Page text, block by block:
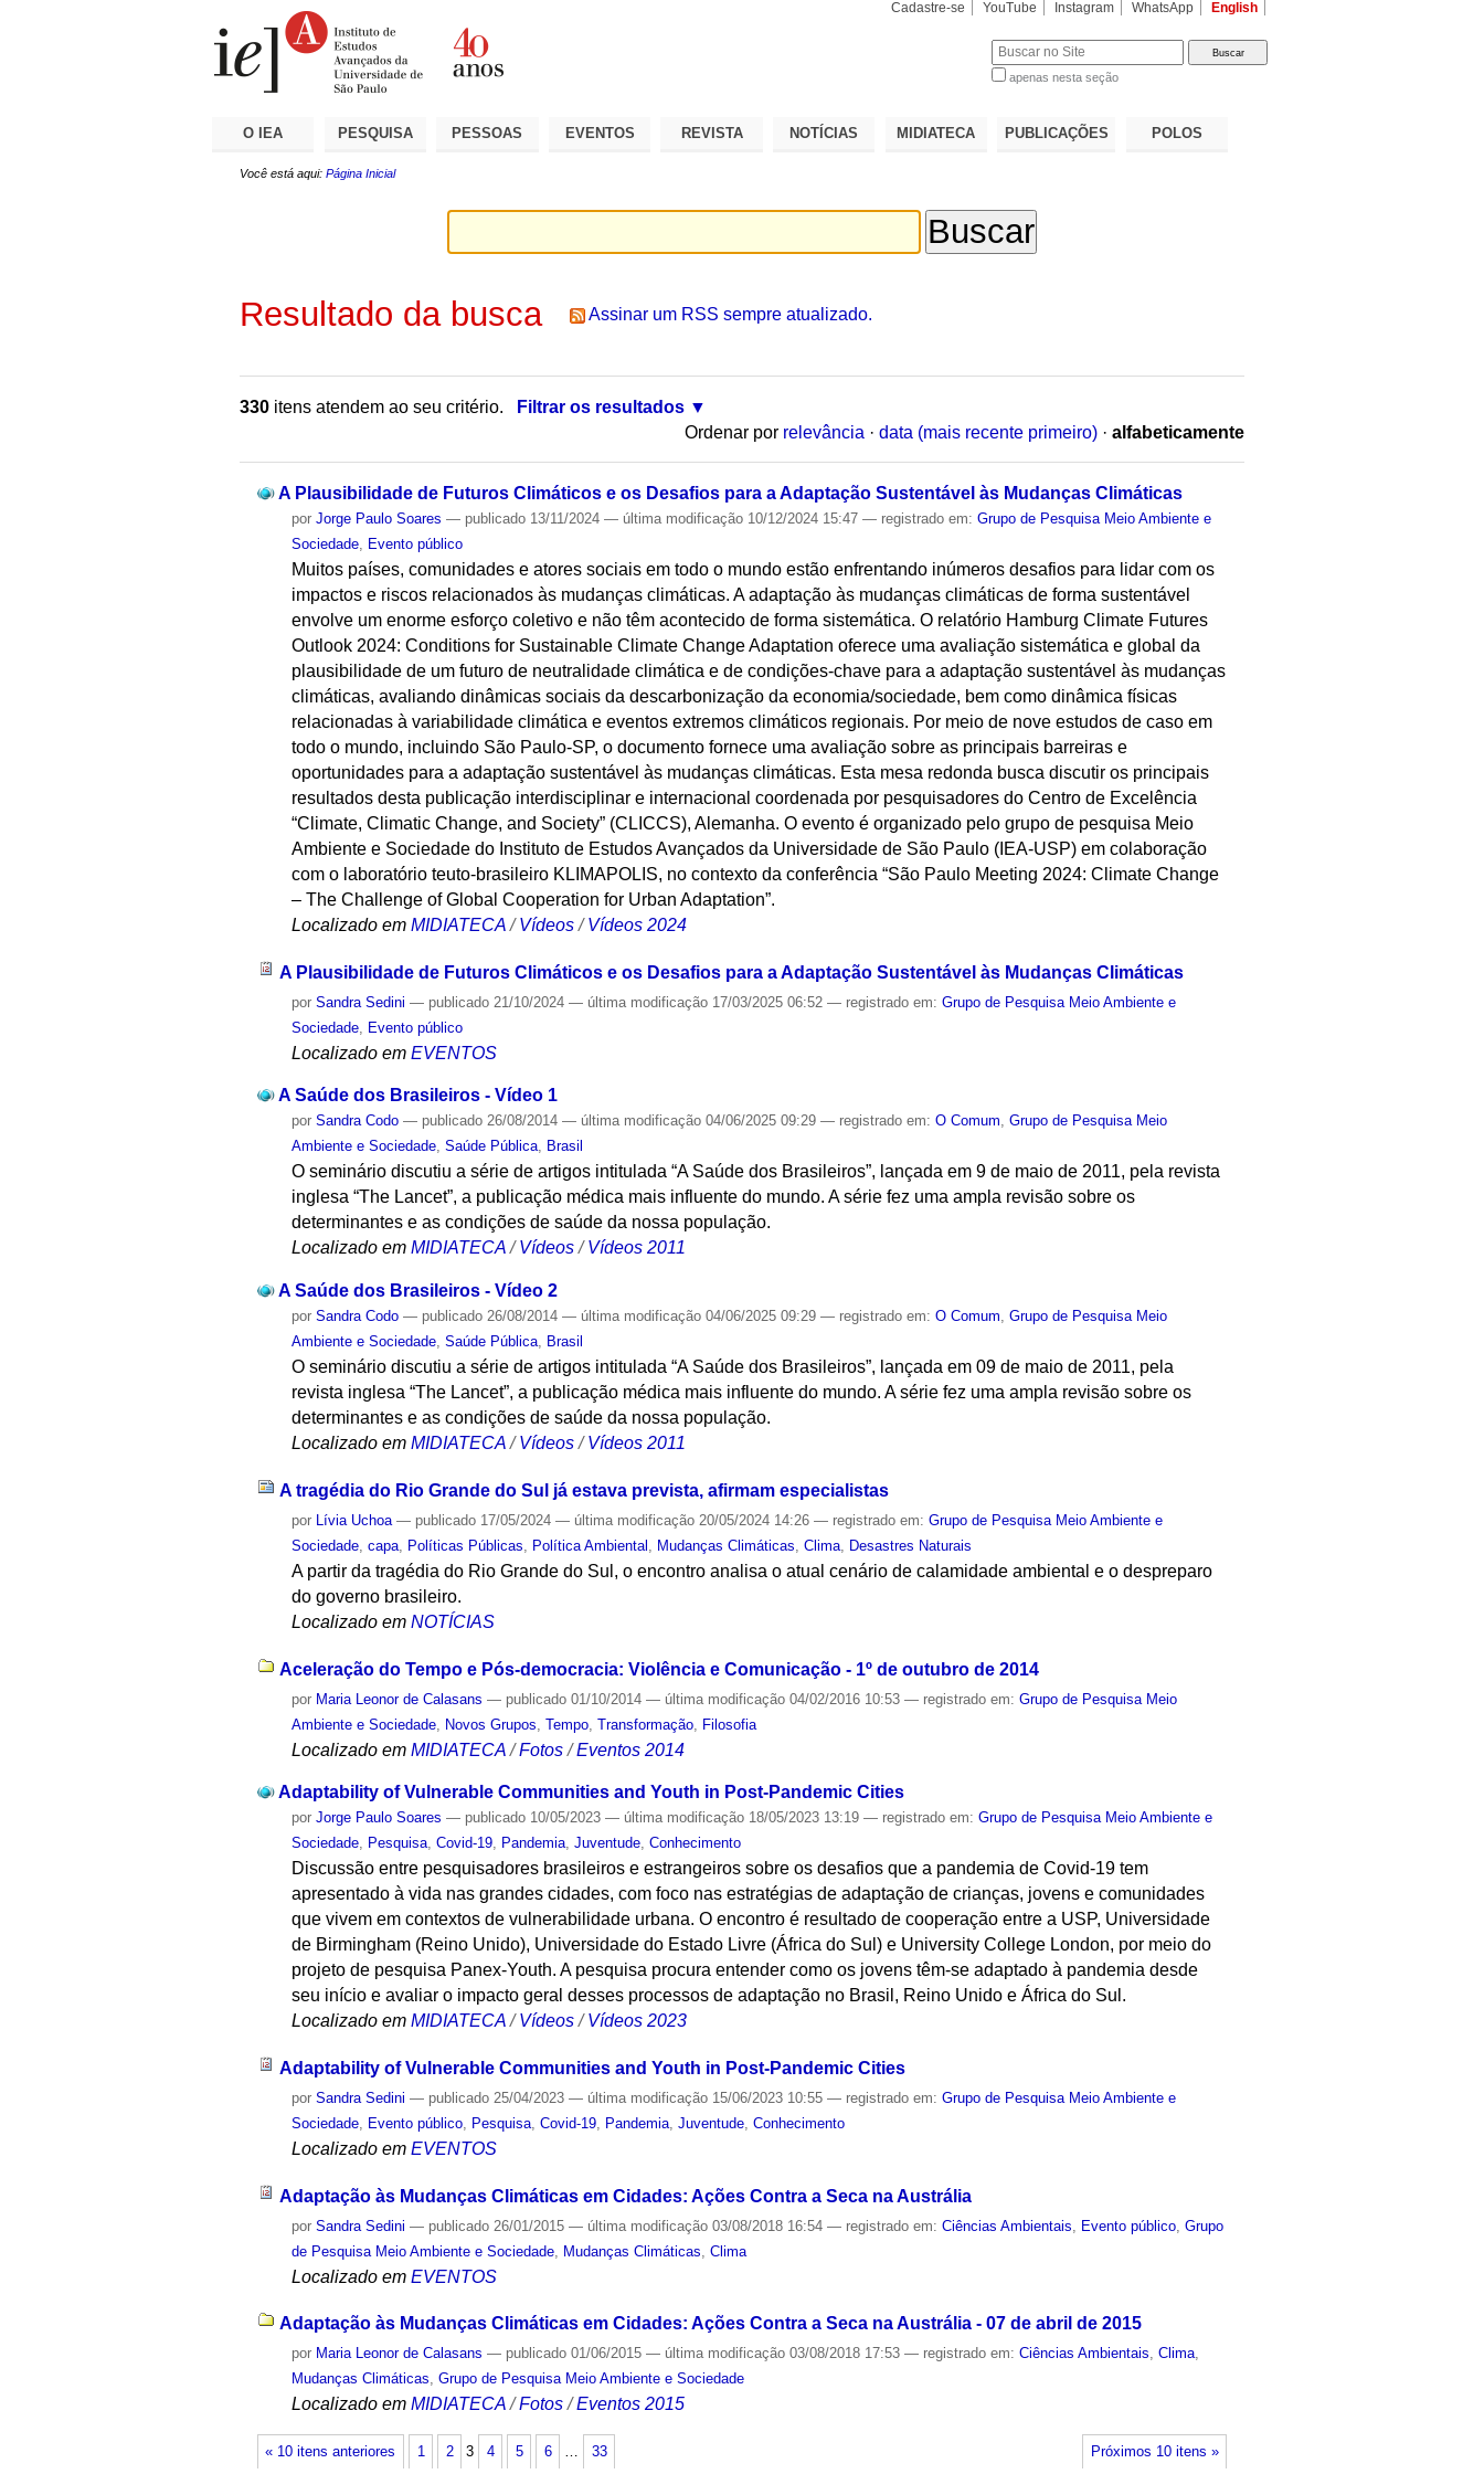
Cadastre-se YouTube Instagram WhatsApp English
apenas nesta seção
O IEA PESQUISA PESSOAS EVENTOS REVISTA NOTÍCIAS MIDIATECA PUBLICAÇÕES POLOS
Você está aqui: Página Inicial
Resultado da busca Assinar um RSS sempre atualizado.
330 itens atendem ao seu critério.
Filtrar os resultados
Ordenar por relevância · data (mais recente primeiro) · alfabeticamente
A Plausibilidade de Futuros Climáticos e os Desafios para a Adaptação Sustentável às Mudanças Climáticas
porJorge Paulo Soares — publicado 13/11/2024— última modificação 10/12/2024 15:47— registrado em:Grupo de Pesquisa Meio Ambiente e
Sociedade
Evento público
Muitos países, comunidades e atores sociais em todo o mundo estão enfrentando inúmeros desafios para lidar com os
impactos e riscos relacionados às mudanças climáticas. A adaptação às mudanças climáticas de forma sustentável
envolve um enorme esforço coletivo e não têm acontecido de forma sistemática. O relatório Hamburg Climate Futures
Outlook 2024: Conditions for Sustainable Climate Change Adaptation oferece uma avaliação sistemática e global da
plausibilidade de um futuro de neutralidade climática e de condições-chave para a adaptação sustentável às mudanças
climáticas, avaliando dinâmicas sociais da descarbonização da economia/sociedade, bem como dinâmica físicas
relacionadas à variabilidade climática e eventos extremos climáticos regionais. Por meio de nove estudos de caso em
todo o mundo, incluindo São Paulo-SP, o documento fornece uma avaliação sobre as principais barreiras e
oportunidades para a adaptação sustentável às mudanças climáticas. Esta mesa redonda busca discutir os principais
resultados desta publicação interdisciplinar e internacional coordenada por pesquisadores do Centro de Excelência
“Climate, Climatic Change, and Society” (CLICCS), Alemanha. O evento é organizado pelo grupo de pesquisa Meio
Ambiente e Sociedade do Instituto de Estudos Avançados da Universidade de São Paulo (IEA-USP) em colaboração
com o laboratório teuto-brasileiro KLIMAPOLIS, no contexto da conferência “São Paulo Meeting 2024: Climate Change
– The Challenge of Global Cooperation for Urban Adaptation”.
Localizado em MIDIATECA /Vídeos /Vídeos 2024
A Plausibilidade de Futuros Climáticos e os Desafios para a Adaptação Sustentável às Mudanças Climáticas
porSandra Sedini — publicado 21/10/2024— última modificação 17/03/2025 06:52— registrado em:Grupo de Pesquisa Meio Ambiente e
Sociedade Evento público
Localizado em EVENTOS
A Saúde dos Brasileiros - Vídeo 1
porSandra Codo — publicado 26/08/2014— última modificação 04/06/2025 09:29— registrado em:O Comum,Grupo de Pesquisa Meio
Ambiente e Sociedade,Saúde Pública, Brasil
O seminário discutiu a série de artigos intitulada “A Saúde dos Brasileiros”, lançada em 9 de maio de 2011, pela revista
inglesa “The Lancet”, a publicação médica mais influente do mundo. A série fez uma ampla revisão sobre os
determinantes e as condições de saúde da nossa população.
Localizado em MIDIATECA /Vídeos /Vídeos 2011
A Saúde dos Brasileiros - Vídeo 2
porSandra Codo — publicado 26/08/2014— última modificação 04/06/2025 09:29— registrado em:O Comum,Grupo de Pesquisa Meio
Ambiente e Sociedade,Saúde Pública, Brasil
O seminário discutiu a série de artigos intitulada “A Saúde dos Brasileiros”, lançada em 09 de maio de 2011, pela
revista inglesa “The Lancet”, a publicação médica mais influente do mundo. A série fez uma ampla revisão sobre os
determinantes e as condições de saúde da nossa população.
Localizado em MIDIATECA /Vídeos /Vídeos 2011
A tragédia do Rio Grande do Sul já estava prevista, afirmam especialistas
por Lívia Uchoa— publicado 17/05/2024— última modificação 20/05/2024 14:26— registrado em:Grupo de Pesquisa Meio Ambiente e
Sociedade ,capa Políticas Públicas Política Ambiental Mudanças Climáticas ,Clima Desastres Naturais
A partir da tragédia do Rio Grande do Sul, o encontro analisa o atual cenário de calamidade ambiental e o despreparo
do governo brasileiro.
Localizado em NOTÍCIAS
Aceleração do Tempo e Pós-democracia: Violência e Comunicação - 1º de outubro de 2014
por Maria Leonor de Calasans — publicado 01/10/2014— última modificação 04/02/2016 10:53— registrado em:Grupo de Pesquisa Meio
Ambiente e Sociedade Novos Grupos ,Tempo ,Transformação Filosofia
Localizado em MIDIATECA /Fotos /Eventos 2014
Adaptability of Vulnerable Communities and Youth in Post-Pandemic Cities
porJorge Paulo Soares — publicado 10/05/2023— última modificação 18/05/2023 13:19— registrado em:Grupo de Pesquisa Meio Ambiente e
Sociedade, Pesquisa,Covid-19, Pandemia,Juventude,Conhecimento
Discussão entre pesquisadores brasileiros e estrangeiros sobre os desafios que a pandemia de Covid-19 tem
apresentado à vida nas grandes cidades, com foco nas estratégias de adaptação de crianças, jovens e comunidades
que vivem em contextos de vulnerabilidade urbana. O encontro é resultado de cooperação entre a USP, Universidade
de Birmingham (Reino Unido), Universidade do Estado Livre (África do Sul) e University College London, por meio do
projeto de pesquisa Panex-Youth. A pesquisa procura entender como os jovens têm-se adaptado à pandemia desde
seu início e avaliar o impacto geral desses processos de adaptação no Brasil, Reino Unido e África do Sul.
Localizado em MIDIATECA /Vídeos /Vídeos 2023
Adaptability of Vulnerable Communities and Youth in Post-Pandemic Cities
porSandra Sedini — publicado 25/04/2023— última modificação 15/06/2023 10:55— registrado em:Grupo de Pesquisa Meio Ambiente e
Sociedade
Evento público Pesquisa ,Covid-19 Pandemia ,Juventude ,Conhecimento
Localizado em EVENTOS
Adaptação às Mudanças Climáticas em Cidades: Ações Contra a Seca na Austrália
porSandra Sedini — publicado 26/01/2015— última modificação 03/08/2018 16:54— registrado em:Ciências Ambientais Evento público ,Grupo
de Pesquisa Meio Ambiente e Sociedade Mudanças Climáticas ,Clima
Localizado em EVENTOS
Adaptação às Mudanças Climáticas em Cidades: Ações Contra a Seca na Austrália - 07 de abril de 2015
por Maria Leonor de Calasans — publicado 01/06/2015— última modificação 03/08/2018 17:53— registrado em:Ciências Ambientais,Clima,
Mudanças Climáticas,Grupo de Pesquisa Meio Ambiente e Sociedade
Localizado em MIDIATECA /Fotos /Eventos 2015
« 10 itens anteriores Próximos 10 itens »
1 2 3 4 5 6 33